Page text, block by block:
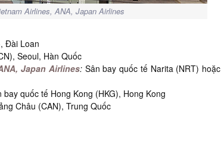
Airlines, ANA, Japan Airlines
Đài Loan
Seoul, Hàn Quốc
Japan Airlines: Sân bay quốc tế Narita (NRT) hoặc
bay quốc tế Hong Kong (HKG), Hong Kong
Châu (CAN), Trung Quốc